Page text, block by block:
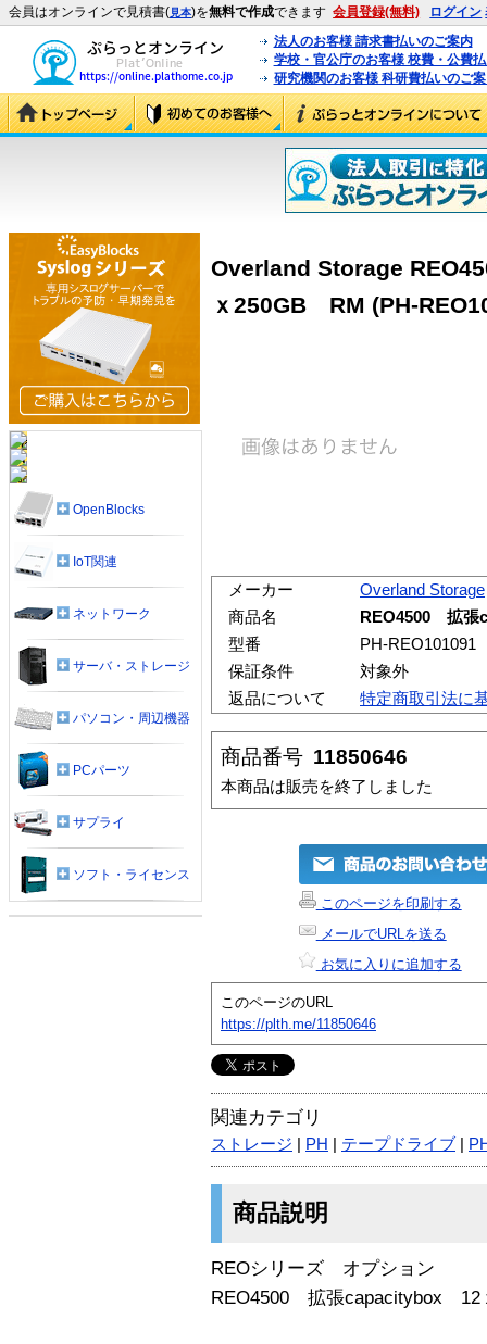
会員はオンラインで見積書(見本)を無料で作成できます 会員登録(無料) ログイン
法人のお客様 請求書払いのご案内
学校・官公庁のお客様 校費・公費
研究機関のお客様 科研費払いのご
Overland Storage
ｘ250GB RM (PH-
メーカー
Overland Storage
商品名
REO4500 拡
型番
PH-REO101091
保証条件
対象外
返品について
特定商取引法に
商品番号 11850646
本商品は販売を終了しました
このページを印刷する
メールでURLを送る
お気に入りに追加する
このページのURL
https://plth.me/11850646
関連カテゴリ
ストレージ PH テープドライブ
商品説明
REOシリーズ オプション
REO4500 拡張capacitybox
OpenBlocks
IoT関連
ネットワーク
サーバ・ストレージ
パソコン・周辺機器
PCパーツ
サプライ
ソフト・ライセンス